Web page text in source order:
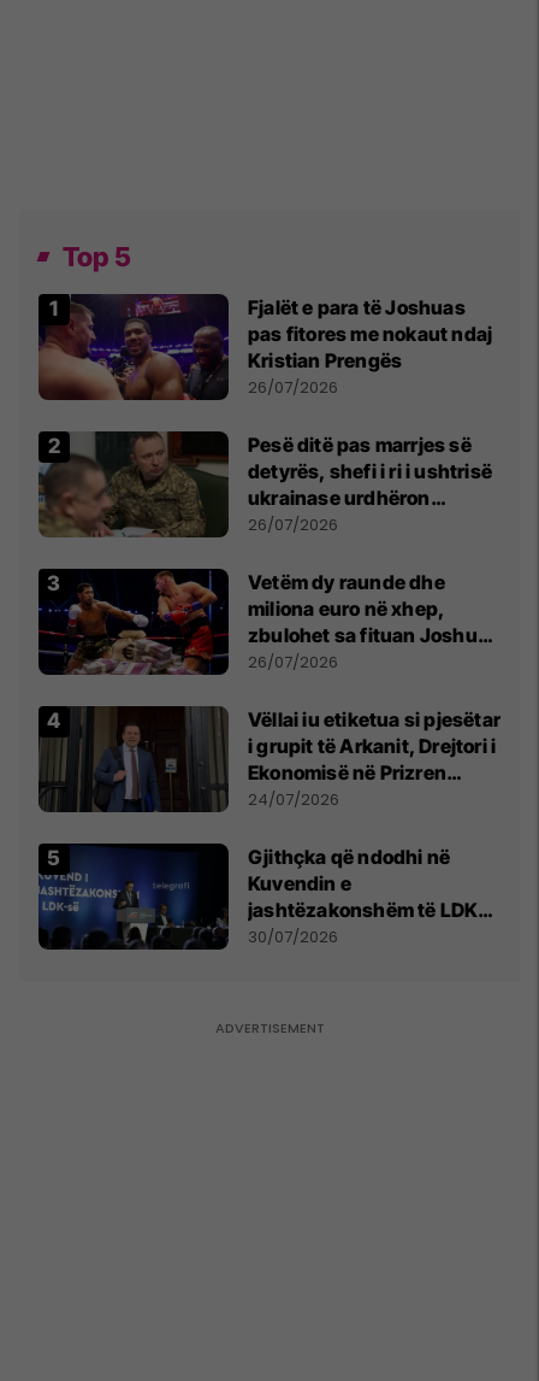
Top 5
Fjalët e para të Joshuas
pas fitores me nokaut ndaj
Kristian Prengës
26/07/2026
Pesë ditë pas marrjes së
detyrës, shefi i ri i ushtrisë
ukrainase urdhëron
kontroll të madh
26/07/2026
Vetëm dy raunde dhe
miliona euro në xhep,
zbulohet sa fituan Joshua
e Prenga
26/07/2026
Vëllai iu etiketua si pjesëtar
i grupit të Arkanit, Drejtori i
Ekonomisë në Prizren
mohon pretendimet
24/07/2026
Gjithçka që ndodhi në
Kuvendin e
jashtëzakonshëm të LDK-
së
30/07/2026